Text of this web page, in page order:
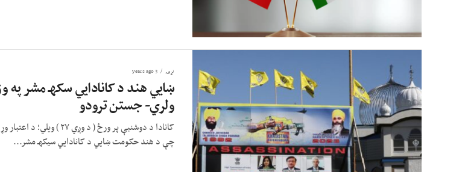
نړۍ 3 years ago
ښایي هند د کانادایي سکهـ مشر په
ولري- جستن ترودو
کانادا د دوشنبې پر ورځ ( د وږي
چې د هند حکومت ښایي د کانادایي سیکهـ مشر...